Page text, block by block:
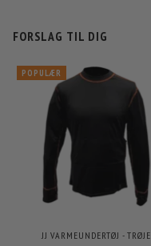
FORSLAG TIL DIG
POPULÆR
JJ VARMEUNDERTØJ - TRØJE